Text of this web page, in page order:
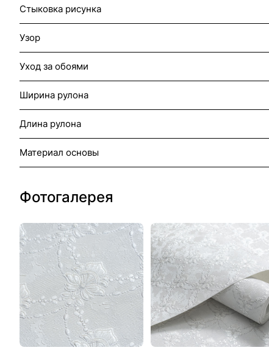
Стыковка рисунка
Узор
Уход за обоями
Ширина рулона
Длина рулона
Материал основы
Фотогалерея